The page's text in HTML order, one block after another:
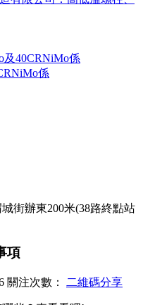
係
街辦東200米(38路終點站
項
關注次數： 二維碼分享